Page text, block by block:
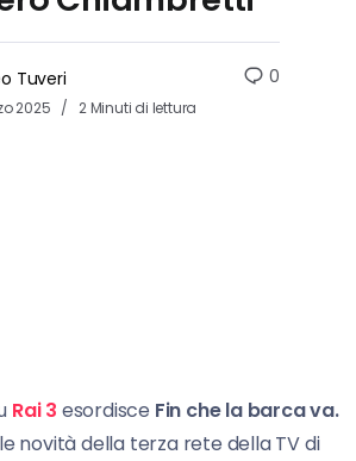
Tuveri
2025 2 Minuti di lettura
0
Rai 3 esordisce Fin che la barca va.
novità della terza rete della TV di